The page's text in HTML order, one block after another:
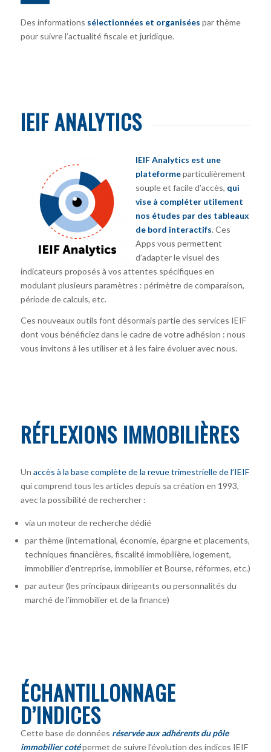
Des informations sélectionnées et organisées par thème
pour suivre l’actualité fiscale et juridique.
IEIF ANALYTICS
IEIF Analytics est une
plateformeparticulièrement
souple et facile d’accès, qui
vise à compléter utilement
nos études par des tableaux
de bord interactifs. Ces
Apps vous permettent
d’adapter le visuel des
indicateurs proposés à vos attentes spécifiques en
modulant plusieurs paramètres : périmètre de comparaison,
période de calculs, etc.
Ces nouveaux outils font désormais partie des services IEIF
dont vous bénéficiez dans le cadre de votre adhésion : nous
vous invitons à les utiliser et à les faire évoluer avec nous.
RÉFLEXIONS IMMOBILIÈRES
Un accès à la base complète de la revue trimestrielle de l’IEIF
qui comprend tous les articles depuis sa création en 1993,
avec la possibilité de rechercher :
via un moteur de recherche dédié
par thème (international, économie, épargne et placements,
techniques financières, fiscalité immobilière, logement,
immobilier d’entreprise, immobilier et Bourse, réformes, etc.)
par auteur (les principaux dirigeants ou personnalités du
marché de l’immobilier et de la finance)
ÉCHANTILLONNAGE
D’INDICES
Cette base de données réservée aux adhérents du pôle
immobilier coté permet de suivre l’évolution des indices IEIF